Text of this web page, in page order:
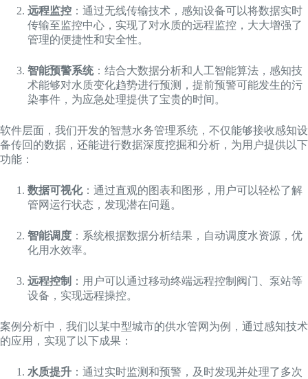
远程监控 ：通过无线传输技术，感知设备可以将数据实时
传输至监控中心，实现了对水质的远程监控，大大增强了
管理的便捷性和安全性。
智能预警系统：结合大数据分析和人工智能算法，感知技
术能够对水质变化趋势进行预测，提前预警可能发生的污
染事件，为应急处理提供了宝贵的时间。
软件层面，我们开发的智慧水务管理系统，不仅能够接收感知设
备传回的数据，还能进行数据深度挖掘和分析，为用户提供以下
功能：
数据可视化：通过直观的图表和图形，用户可以轻松了解
管网运行状态，发现潜在问题。
智能调度 ：系统根据数据分析结果，自动调度水资源，优
化用水效率。
远程控制 ：用户可以通过移动终端远程控制阀门、泵站等
设备，实现远程操控。
案例分析中，我们以某中型城市的供水管网为例，通过感知技术
的应用，实现了以下成果：
水质提升 ：通过实时监测和预警，及时发现并处理了多次